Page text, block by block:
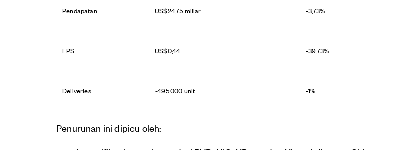
Pendapatan US$24,75 miliar -3,73%
EPS US$0,44 -39,73%
Deliveries ~495.000 unit -1%
Penurunan ini dipicu oleh: